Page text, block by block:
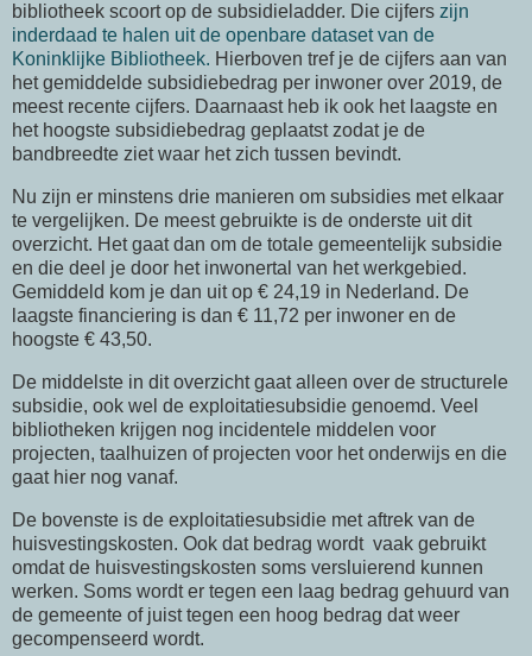
bibliotheek scoort op de subsidieladder. Die cijfers zijn
inderdaad te halen uit de openbare dataset van de
Koninklijke Bibliotheek. Hierboven tref je de cijfers aan van
het gemiddelde subsidiebedrag per inwoner over 2019, de
meest recente cijfers. Daarnaast heb ik ook het laagste en
het hoogste subsidiebedrag geplaatst zodat je de
bandbreedte ziet waar het zich tussen bevindt.
Nu zijn er minstens drie manieren om subsidies met elkaar
te vergelijken. De meest gebruikte is de onderste uit dit
overzicht. Het gaat dan om de totale gemeentelijk subsidie
en die deel je door het inwonertal van het werkgebied.
Gemiddeld kom je dan uit op € 24,19 in Nederland. De
laagste financiering is dan € 11,72 per inwoner en de
hoogste € 43,50.
De middelste in dit overzicht gaat alleen over de structurele
subsidie, ook wel de exploitatiesubsidie genoemd. Veel
bibliotheken krijgen nog incidentele middelen voor
projecten, taalhuizen of projecten voor het onderwijs en die
gaat hier nog vanaf.
De bovenste is de exploitatiesubsidie met aftrek van de
huisvestingskosten. Ook dat bedrag wordt vaak gebruikt
omdat de huisvestingskosten soms versluierend kunnen
werken. Soms wordt er tegen een laag bedrag gehuurd van
de gemeente of juist tegen een hoog bedrag dat weer
gecompenseerd wordt.